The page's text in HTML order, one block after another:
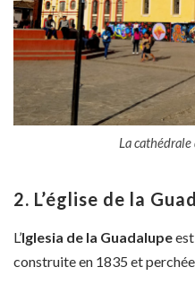
La
2. L’église de la
L’Iglesia de la Guadalupe
construite en 1835 et